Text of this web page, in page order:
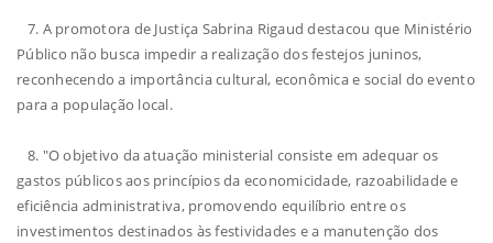
7. A promotora de Justiça Sabrina Rigaud destacou que Ministério
Público não busca impedir a realização dos festejos juninos,
reconhecendo a importância cultural, econômica e social do evento
para a população local.
8. "O objetivo da atuação ministerial consiste em adequar os
gastos públicos aos princípios da economicidade, razoabilidade e
eficiência administrativa, promovendo equilíbrio entre os
investimentos destinados às festividades e a manutenção dos